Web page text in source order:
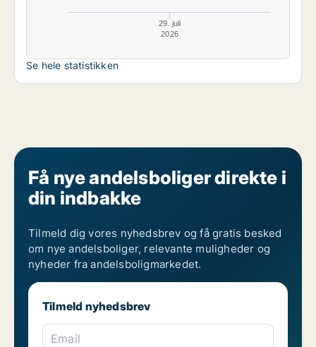
29. juli
2026
Se hele statistikken
Få nye andelsboliger direkte i
din indbakke
Tilmeld dig vores nyhedsbrev og få gratis besked
om nye andelsboliger, relevante muligheder og
nyheder fra andelsboligmarkedet.
Tilmeld nyhedsbrev
Email